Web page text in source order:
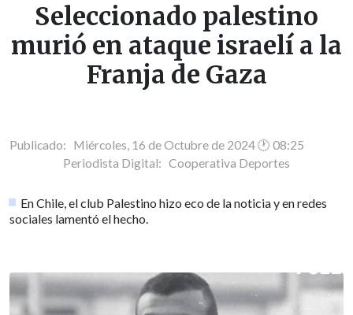
Seleccionado palestino
murió en ataque israelí a la
Franja de Gaza
Publicado: Miércoles, 16 de Octubre de 2024 🕐 08:25
Periodista Digital: Cooperativa Deportes
En Chile, el club Palestino hizo eco de la noticia y en redes
sociales lamentó el hecho.